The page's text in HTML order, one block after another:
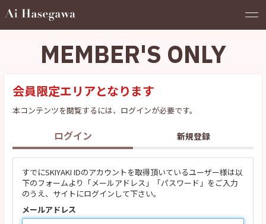
MEMBER'S ONLY
会員限定エリアとなります
本コンテンツを閲覧するには、ログインが必要です。
ログイン 新規登録
すでにSKIYAKI IDのアカウントを取得頂いているユーザー様は以
下のフォームより「メールアドレス」「パスワード」をご入力
のうえ、サイトにログインして下さい。
メールアドレス